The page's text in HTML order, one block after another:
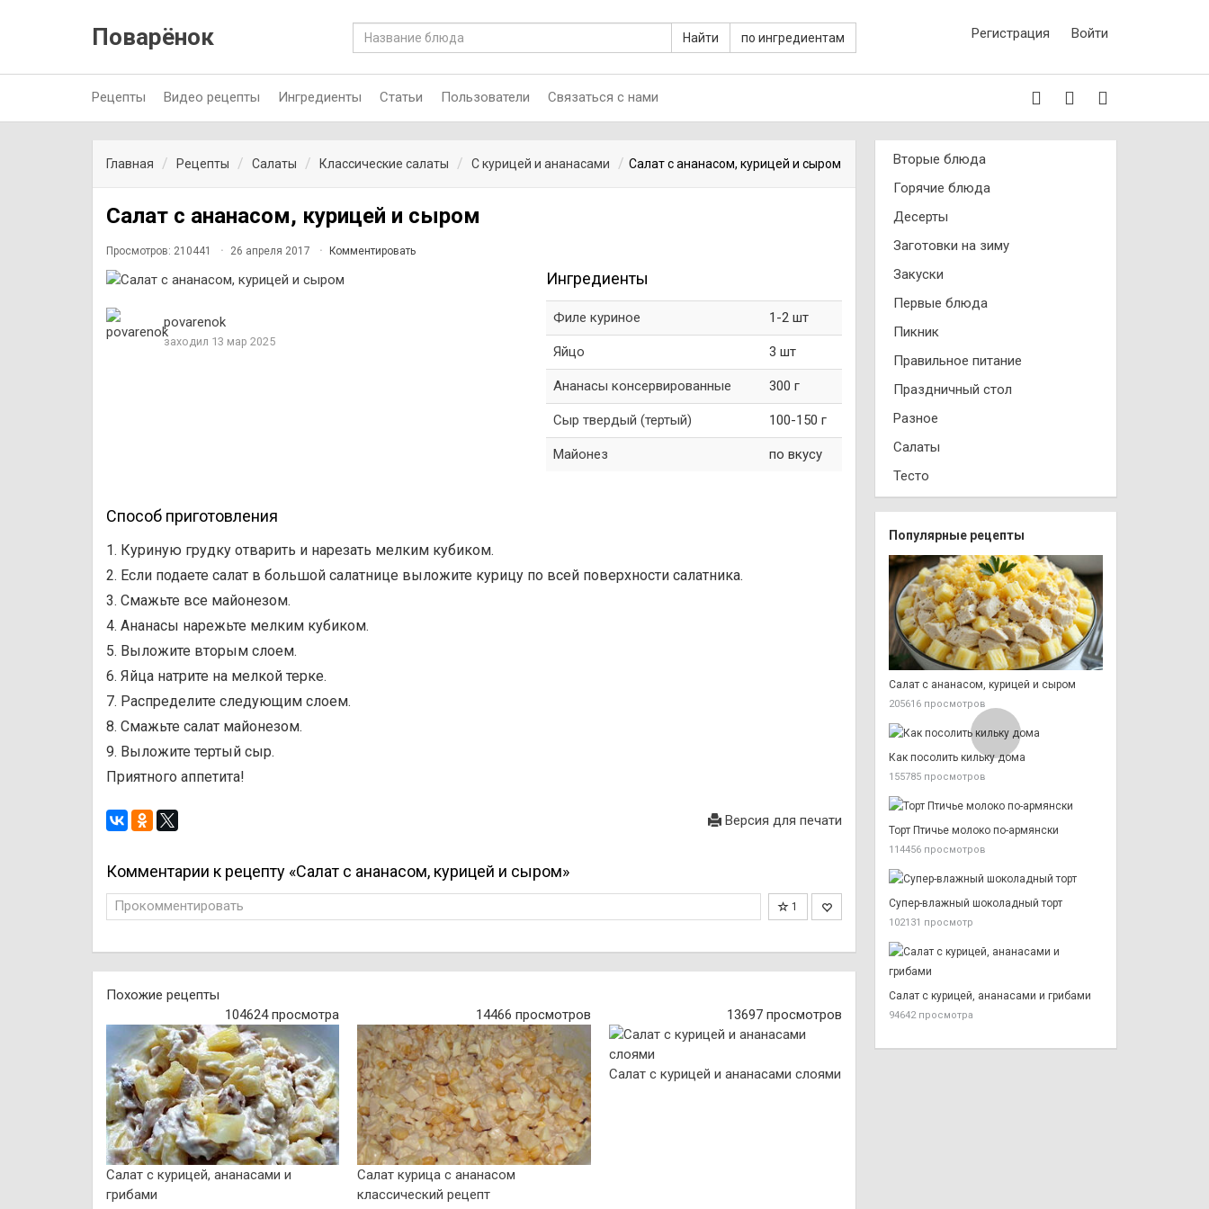
Поварёнок Найти по ингредиентам Регистрация Войти
Рецепты Видео рецепты Ингредиенты Статьи Пользователи Связаться с нами
Главная Рецепты Салаты Классические салаты С курицей и ананасами Салат с ананасом, курицей и сыром
Салат с ананасом, курицей и сыром
Просмотров: 210441 26 апреля 2017 Комментировать
povarenok
заходил 13 мар 2025
Ингредиенты
Филе куриное 1-2 шт
Яйцо 3 шт
Ананасы консервированные 300 г
Сыр твердый (тертый) 100-150 г
Майонез по вкусу
Способ приготовления
1. Куриную грудку отварить и нарезать мелким кубиком.
2. Если подаете салат в большой салатнице выложите курицу по всей поверхности салатника.
3. Смажьте все майонезом.
4. Ананасы нарежьте мелким кубиком.
5. Выложите вторым слоем.
6. Яйца натрите на мелкой терке.
7. Распределите следующим слоем.
8. Смажьте салат майонезом.
9. Выложите тертый сыр.
Приятного аппетита!
Версия для печати
Комментарии к рецепту «Салат с ананасом, курицей и сыром»
1
Прокомментировать
Похожие рецепты
104624 просмотра
Салат с курицей, ананасами и
грибами
14466 просмотров
Салат курица с ананасом
классический рецепт
13697 просмотров
Салат с курицей и ананасами слоями
Вторые блюда
Горячие блюда
Десерты
Заготовки на зиму
Закуски
Первые блюда
Пикник
Правильное питание
Праздничный стол
Разное
Салаты
Тесто
Популярные рецепты
Салат с ананасом, курицей и сыром
205616 просмотров
Как посолить кильку дома
155785 просмотров
Торт Птичье молоко по-армянски
114456 просмотров
Супер-влажный шоколадный торт
102131 просмотр
Салат с курицей, ананасами и грибами
94642 просмотра